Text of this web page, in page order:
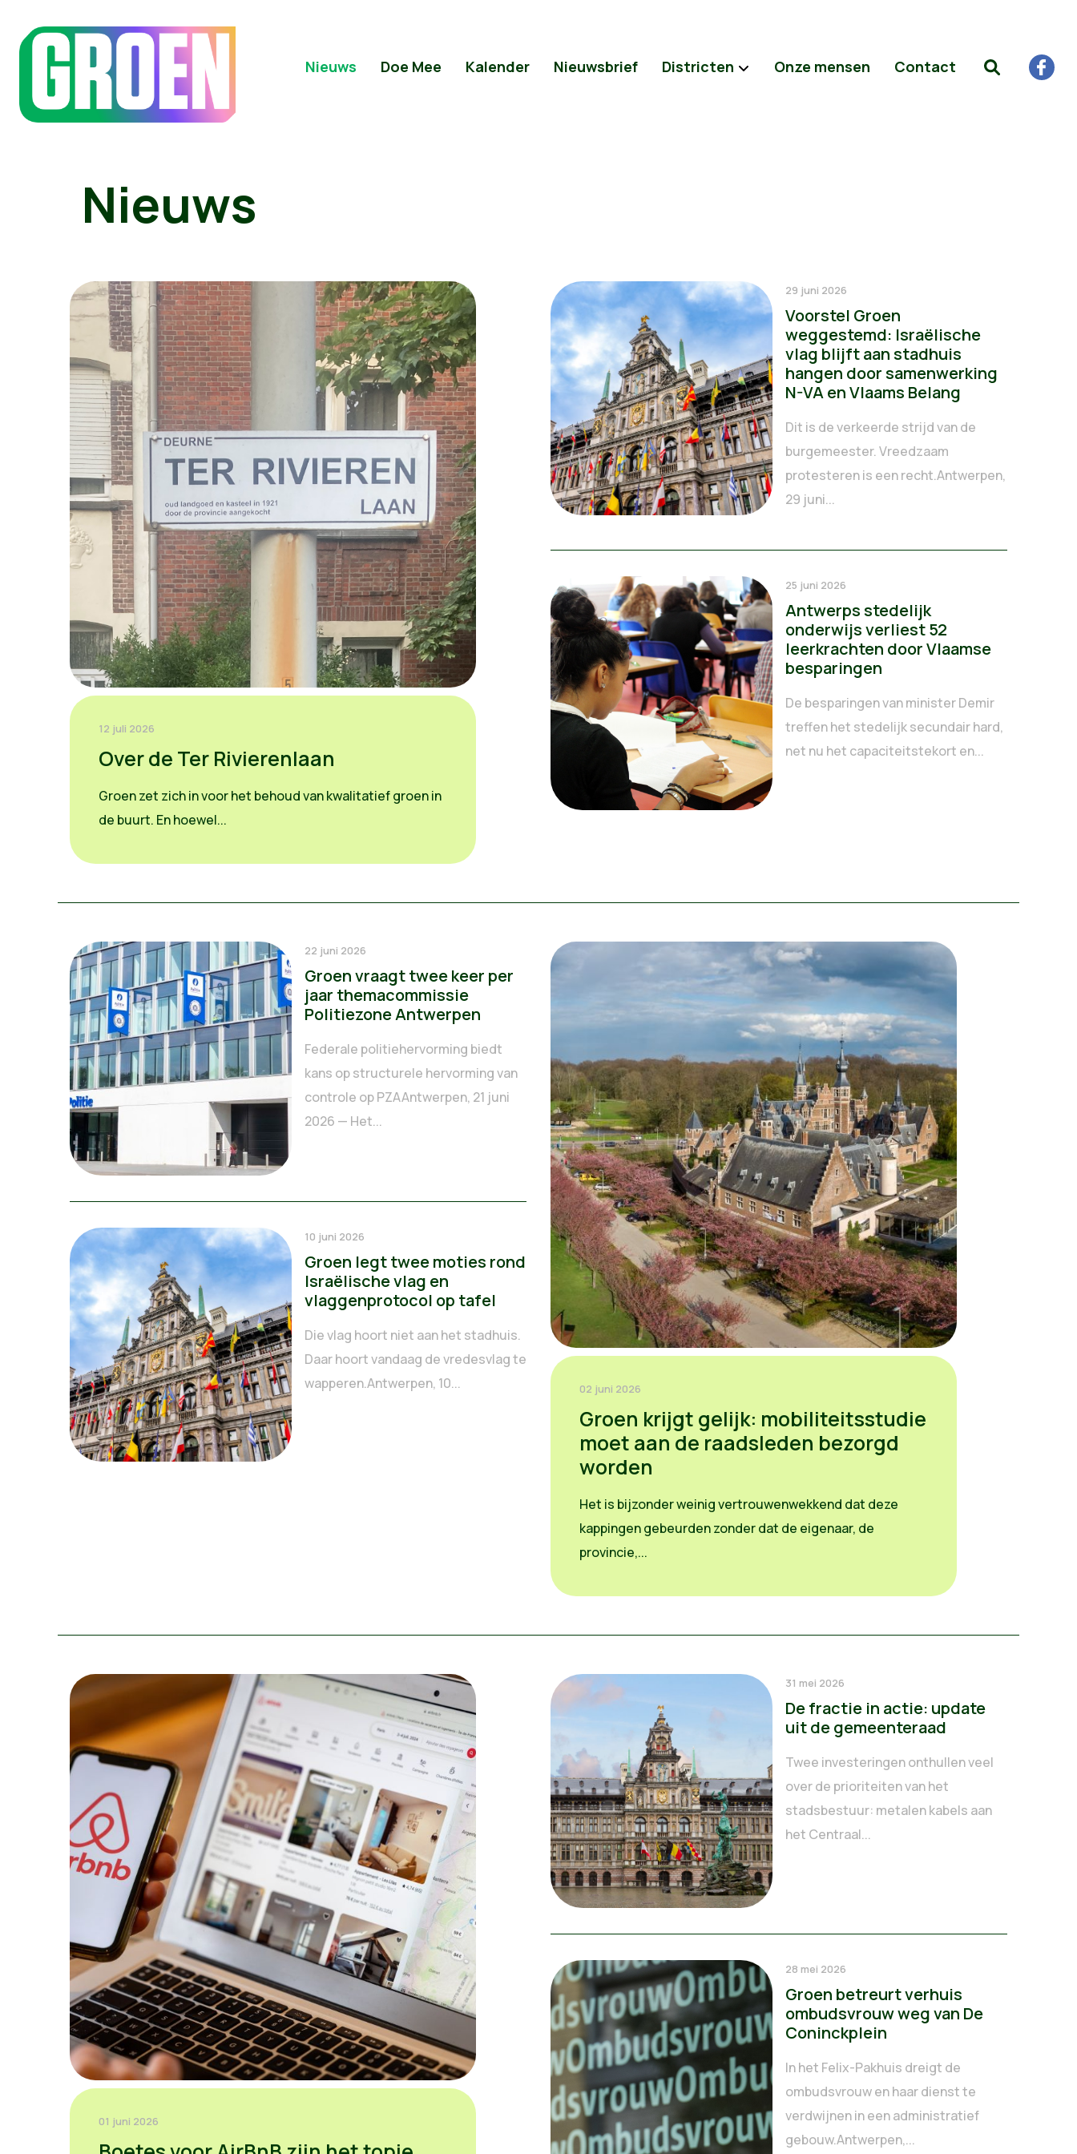
Nieuws Doe Mee Kalender Nieuwsbrief Districten Onze mensen Contact
Nieuws
12 juli 2026
Over de Ter Rivierenlaan
Groen zet zich in voor het behoud van kwalitatief groen in
de buurt. En hoewel...
29 juni 2026
Voorstel Groen
weggestemd: Israëlische
vlag blijft aan stadhuis
hangen door samenwerking
N-VA en Vlaams Belang
Dit is de verkeerde strijd van de
burgemeester. Vreedzaam
protesteren is een recht.Antwerpen,
29 juni...
25 juni 2026
Antwerps stedelijk
onderwijs verliest 52
leerkrachten door Vlaamse
besparingen
De besparingen van minister Demir
treffen het stedelijk secundair hard,
net nu het capaciteitstekort en...
22 juni 2026
Groen vraagt twee keer per
jaar themacommissie
Politiezone Antwerpen
Federale politiehervorming biedt
kans op structurele hervorming van
controle op PZAAntwerpen, 21 juni
2026 — Het...
10 juni 2026
Groen legt twee moties rond
Israëlische vlag en
vlaggenprotocol op tafel
Die vlag hoort niet aan het stadhuis.
Daar hoort vandaag de vredesvlag te
wapperen.Antwerpen, 10...
02 juni 2026
Groen krijgt gelijk: mobiliteitsstudie
moet aan de raadsleden bezorgd
worden
Het is bijzonder weinig vertrouwenwekkend dat deze
kappingen gebeurden zonder dat de eigenaar, de
provincie,...
01 juni 2026
31 mei 2026
De fractie in actie: update
uit de gemeenteraad
Twee investeringen onthullen veel
over de prioriteiten van het
stadsbestuur: metalen kabels aan
het Centraal...
28 mei 2026
Groen betreurt verhuis
ombudsvrouw weg van De
Coninckplein
In het Felix-Pakhuis dreigt de
ombudsvrouw en haar dienst te
verdwijnen in een administratief
gebouw.Antwerpen,...